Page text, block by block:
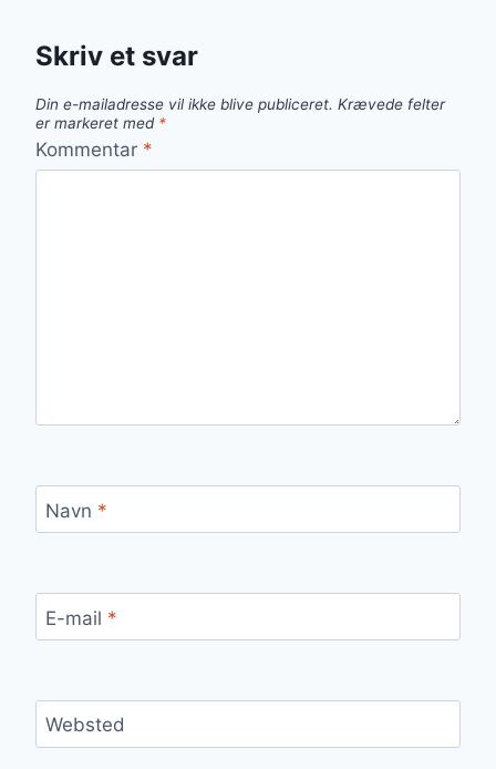
Skriv et svar
Din e-mailadresse vil ikke blive publiceret. Krævede felter
er markeret med *
Kommentar *
Navn *
E-mail *
Websted